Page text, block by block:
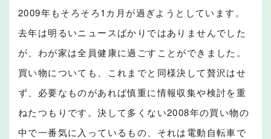
2009年もそろそろ1カ月が過ぎようとしています。
去年は明るいニュースばかりではありませんでした
が、わが家は全員健康に過ごすことができました。
買い物についても、これまでと同様決して贅沢はせ
ず、必要なものがあれば慎重に情報収集や検討を重
ねたつもりです。決して多くない2008年の買い物の
中で一番気に入っているもの、それは電動自転車で